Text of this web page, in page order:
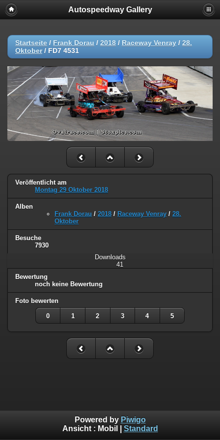
Autospeedway Gallery
Startseite / Frank Dorau / 2018 / Raceway Venray / 28.
Oktober/ FD7 4531
Veröffentlicht am
Montag 29 Oktober 2018
Alben
Frank Dorau / 2018 / Raceway Venray / 28.
Oktober
Besuche
7930
Downloads
41
Bewertung
noch keine Bewertung
Foto bewerten
0 1 2 3 4 5
Powered by Piwigo
Ansicht : Mobil Standard